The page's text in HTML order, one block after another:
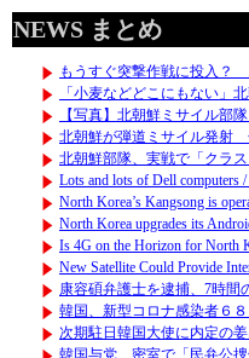
NEWS まとめ
もうすぐ突撃作戦に投入？
「小麦などどこにもない」
【写真】北朝鮮ミサイル部
北朝鮮が弾道ミサイル発射
北朝鮮部隊、実戦で「クラ
Lots and lots of Dell computers
North Korea’s Kangsong is
North Korea upgrades its
Is 4G on the Horizon for North
New Satellite Could Provide
康容碩弁護士を逮捕、7時間
韓国、新型コロナ感染者６
次期駐日韓国大使に内定の
韓国与党、密室で「民弁公